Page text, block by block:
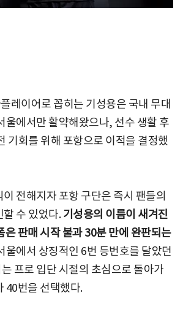
레이어로 꼽히는 기성용은 국내 무대
울에서만 활약해왔으나, 선수 생활 후
기회를 위해 포항으로 이적을 결정했
전해지자 포항 구단은 즉시 팬들의
수 있었다.기성용의 이름이 새겨진
은 판매 시작 불과 30분 만에 완판되는
울에서 상징적인 6번 등번호를 달았던
프로 입단 시절의 초심으로 돌아가
40번을 선택했다.